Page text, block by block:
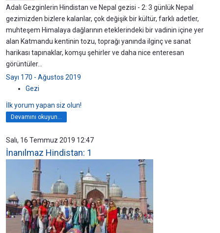
Adalı Gezginlerin Hindistan ve Nepal gezisi - 2: 3 günlük Nepal
gezimizden bizlere kalanlar, çok değişik bir kültür, farklı adetler,
muhteşem Himalaya dağlarının eteklerindeki bir vadinin içine yer
alan Katmandu kentinin tozu, toprağı yanında ilginç ve sanat
harikası tapınaklar, komşu şehirler ve daha nice enteresan
görüntüler...
Sayı 170 - Ağustos 2019
Gezi
İlk yorum yapan siz olun!
Devamını okuyun...
Salı, 16 Temmuz 2019 12:47
İnanılmaz Hindistan: 1